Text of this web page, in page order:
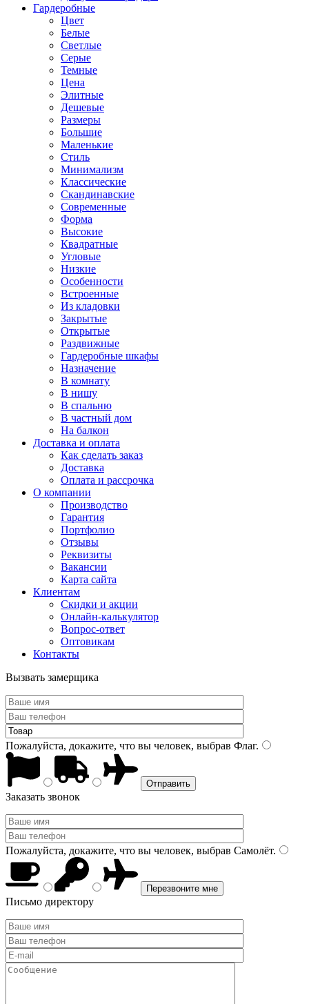
Гардеробные
Цвет
Белые
Светлые
Серые
Темные
Цена
Элитные
Дешевые
Размеры
Большие
Маленькие
Стиль
Минимализм
Классические
Скандинавские
Современные
Форма
Высокие
Квадратные
Угловые
Низкие
Особенности
Встроенные
Из кладовки
Закрытые
Открытые
Раздвижные
Гардеробные шкафы
Назначение
В комнату
В нишу
В спальню
В частный дом
На балкон
Доставка и оплата
Как сделать заказ
Доставка
Оплата и рассрочка
О компании
Производство
Гарантия
Портфолио
Отзывы
Реквизиты
Вакансии
Карта сайта
Клиентам
Скидки и акции
Онлайн-калькулятор
Вопрос-ответ
Оптовикам
Контакты
Вызвать замерщика
Пожалуйста, докажите, что вы человек, выбрав Флаг.
Заказать звонок
Пожалуйста, докажите, что вы человек, выбрав Самолёт.
Письмо директору